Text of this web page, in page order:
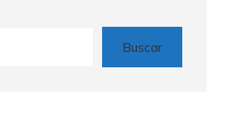
Buscar